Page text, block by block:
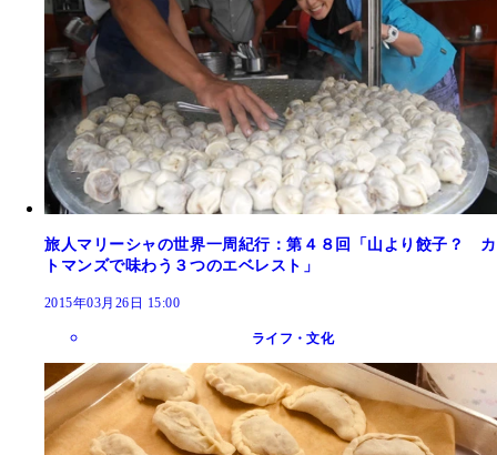
旅人マリーシャの世界一周紀行：第４８回「山より餃子？ カ
トマンズで味わう３つのエベレスト」
2015年03月26日 15:00
ライフ・文化